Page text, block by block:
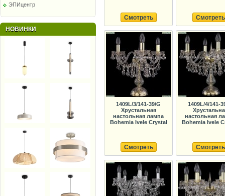
ЭПИцентр
НОВИНКИ
Смотреть Смотреть
1409L/3/141-39/G
Хрустальная
настольная лампа
Bohemia Ivele Crystal
Смотреть
1409L/4/141-
настольная
Bohemia Ivele
Смотреть